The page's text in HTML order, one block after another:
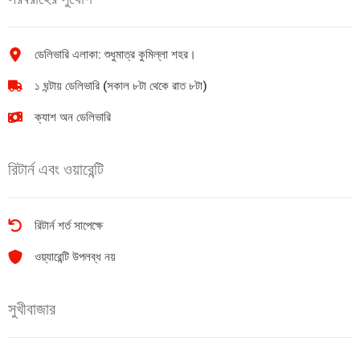
ডেলিভারি এলাকা: শুধুমাত্র কুমিল্লা শহর।
১ ঘন্টায় ডেলিভারি (সকাল ৮টা থেকে রাত ৮টা)
ক্যাশ অন ডেলিভারি
রিটার্ন এবং ওয়ারেন্টি
রিটার্ন শর্ত সাপেক্ষে
ওয়্যারেন্টি উপলব্ধ নয়
সুখীবাজার